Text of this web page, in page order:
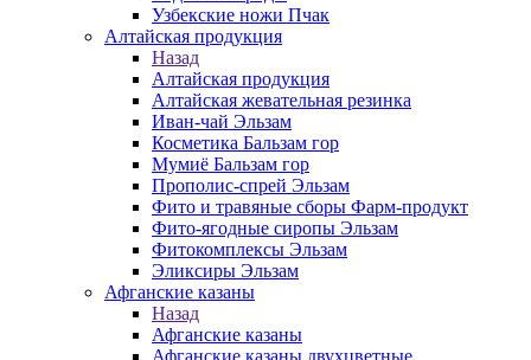
Узбекские ножи Пчак
Алтайская продукция
Назад
Алтайская продукция
Алтайская жевательная резинка
Иван-чай Эльзам
Косметика Бальзам гор
Мумиё Бальзам гор
Прополис-спрей Эльзам
Фито и травяные сборы Фарм-продукт
Фито-ягодные сиропы Эльзам
Фитокомплексы Эльзам
Эликсиры Эльзам
Афганские казаны
Назад
Афганские казаны
Афганские казаны двухцветные